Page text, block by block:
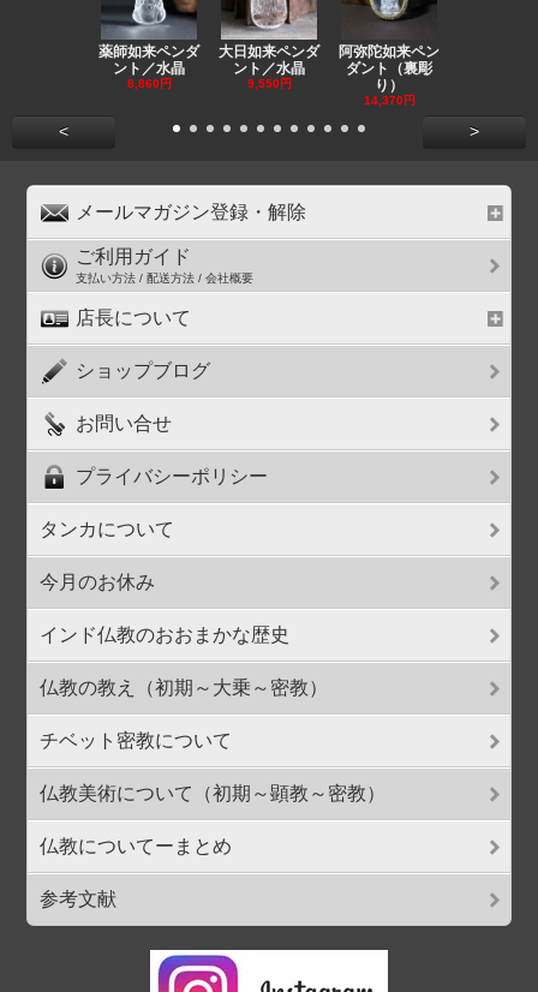
薬師如来ペンダ
ント／水晶
8,860円
大日如来ペンダ
ント／水晶
9,550円
阿弥陀如来ペン
ダント（裏彫
り）
14,370円
< >
メールマガジン登録・解除
ご利用ガイド
支払い方法 / 配送方法 / 会社概要
店長について
ショップブログ
お問い合せ
プライバシーポリシー
タンカについて
今月のお休み
インド仏教のおおまかな歴史
仏教の教え（初期～大乗～密教）
チベット密教について
仏教美術について（初期～顕教～密教）
仏教についてーまとめ
参考文献